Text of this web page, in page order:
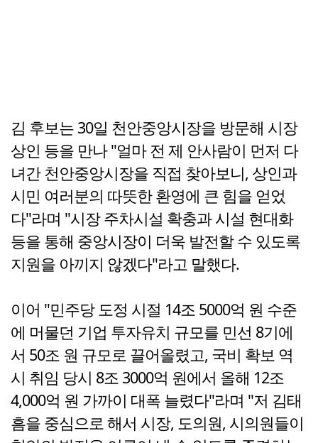
김 후보는 30일 천안중앙시장을 방문해 시장
상인 등을 만나 "얼마 전 제 안사람이 먼저 다
녀간 천안중앙시장을 직접 찾아보니, 상인과
시민 여러분의 따뜻한 환영에 큰 힘을 얻었
다"라며 "시장 주차시설 확충과 시설 현대화
등을 통해 중앙시장이 더욱 발전할 수 있도록
지원을 아끼지 않겠다"라고 말했다.
이어 "민주당 도정 시절 14조 5000억 원 수준
에 머물던 기업 투자유치 규모를 민선 8기에
서 50조 원 규모로 끌어올렸고, 국비 확보 역
시 취임 당시 8조 3000억 원에서 올해 12조
4,000억 원 가까이 대폭 늘렸다"라며 "저 김태
흠을 중심으로 해서 시장, 도의원, 시의원들이